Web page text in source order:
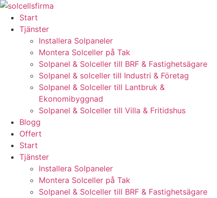
Skip
content
Start
Tjänster
Installera Solpaneler
Montera Solceller på Tak
Solpanel & Solceller till BRF & Fastighetsägare
Solpanel & solceller till Industri & Företag
Solpanel & Solceller till Lantbruk &
Ekonomibyggnad
Solpanel & Solceller till Villa & Fritidshus
Blogg
Offert
Start
Tjänster
Installera Solpaneler
Montera Solceller på Tak
Solpanel & Solceller till BRF & Fastighetsägare